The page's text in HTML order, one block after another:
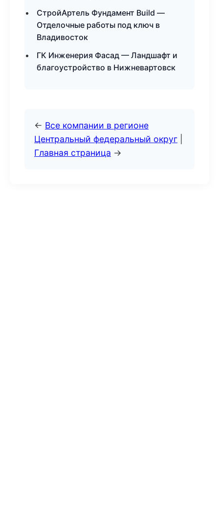
СтройАртель Фундамент Build —
Отделочные работы под ключ в
Владивосток
ГК Инженерия Фасад — Ландшафт и
благоустройство в Нижневартовск
← Все компании в регионе
Центральный федеральный округ
Главная страница →